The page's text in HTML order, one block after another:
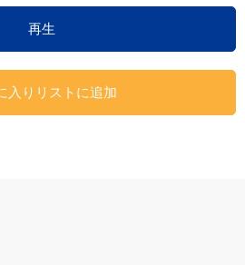
曲・ランキングなど
最新情報をチェック！
再生
入りリストに追加